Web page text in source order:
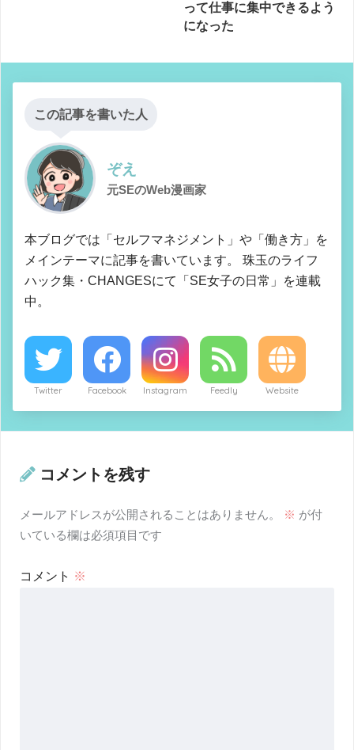
って仕事に集中できるよう
になった
この記事を書いた人
ぞえ
元SEのWeb漫画家
本ブログでは「セルフマネジメント」や「働き方」を
メインテーマに記事を書いています。 珠玉のライフ
ハック集・CHANGESにて「SE女子の日常」を連載
中。
Twitter Facebook Instagram Feedly Website
コメントを残す
メールアドレスが公開されることはありません。 ※ が付
いている欄は必須項目です
コメント ※